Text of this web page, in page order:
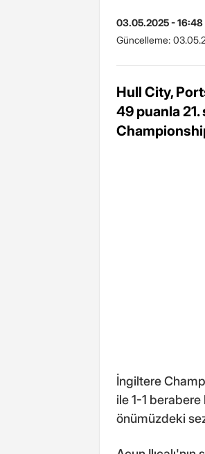
03.05.2025 - 16:48
Güncelleme:
Hull City,
49 puanla 21.
İngiltere
ile 1-1
önümüzdeki